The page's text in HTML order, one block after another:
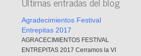
Agradecimientos Festival
Entrepitas 2017
AGRACECIMIENTOS FESTIVAL
ENTREPITAS 2017 Cerramos la VI